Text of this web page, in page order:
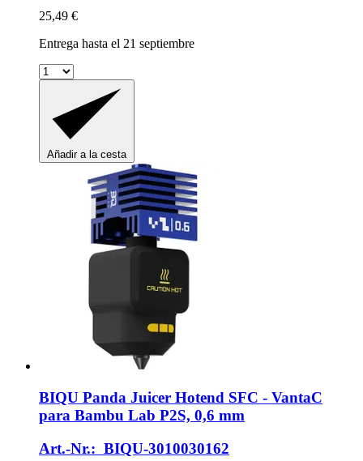
25,49 €
Entrega hasta el 21 septiembre
Añadir a la cesta
BIQU Panda Juicer Hotend SFC -​ VantaC
para Bambu Lab P2S, 0,6 mm
Art.-Nr.: BIQU-3010030162